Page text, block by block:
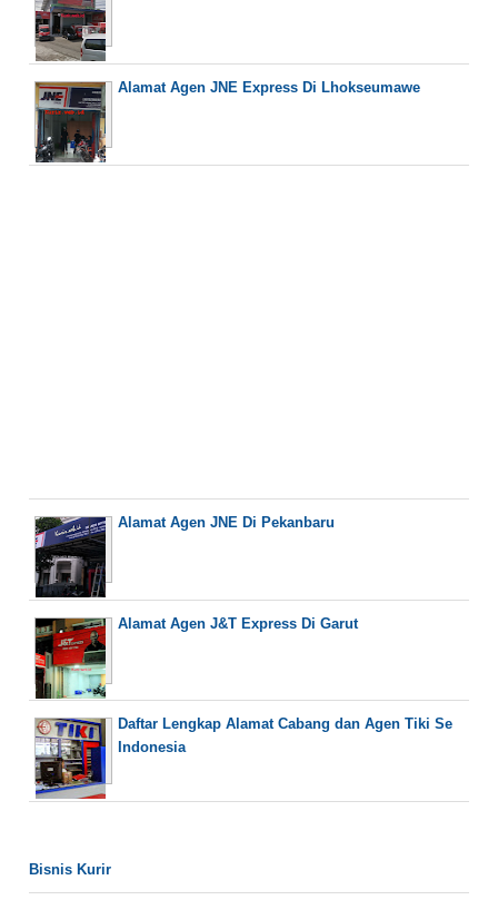
Alamat Agen JNE Express Di Lhokseumawe
Alamat Agen JNE Di Pekanbaru
Alamat Agen J&T Express Di Garut
Daftar Lengkap Alamat Cabang dan Agen Tiki Se
Indonesia
Bisnis Kurir